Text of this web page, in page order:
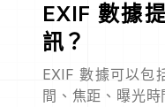
EXIF 數據
訊？
EXIF 數據可以包
間、焦距、曝光